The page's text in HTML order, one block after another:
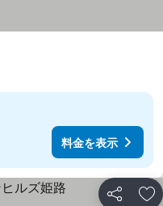
料金を表示
シェア お